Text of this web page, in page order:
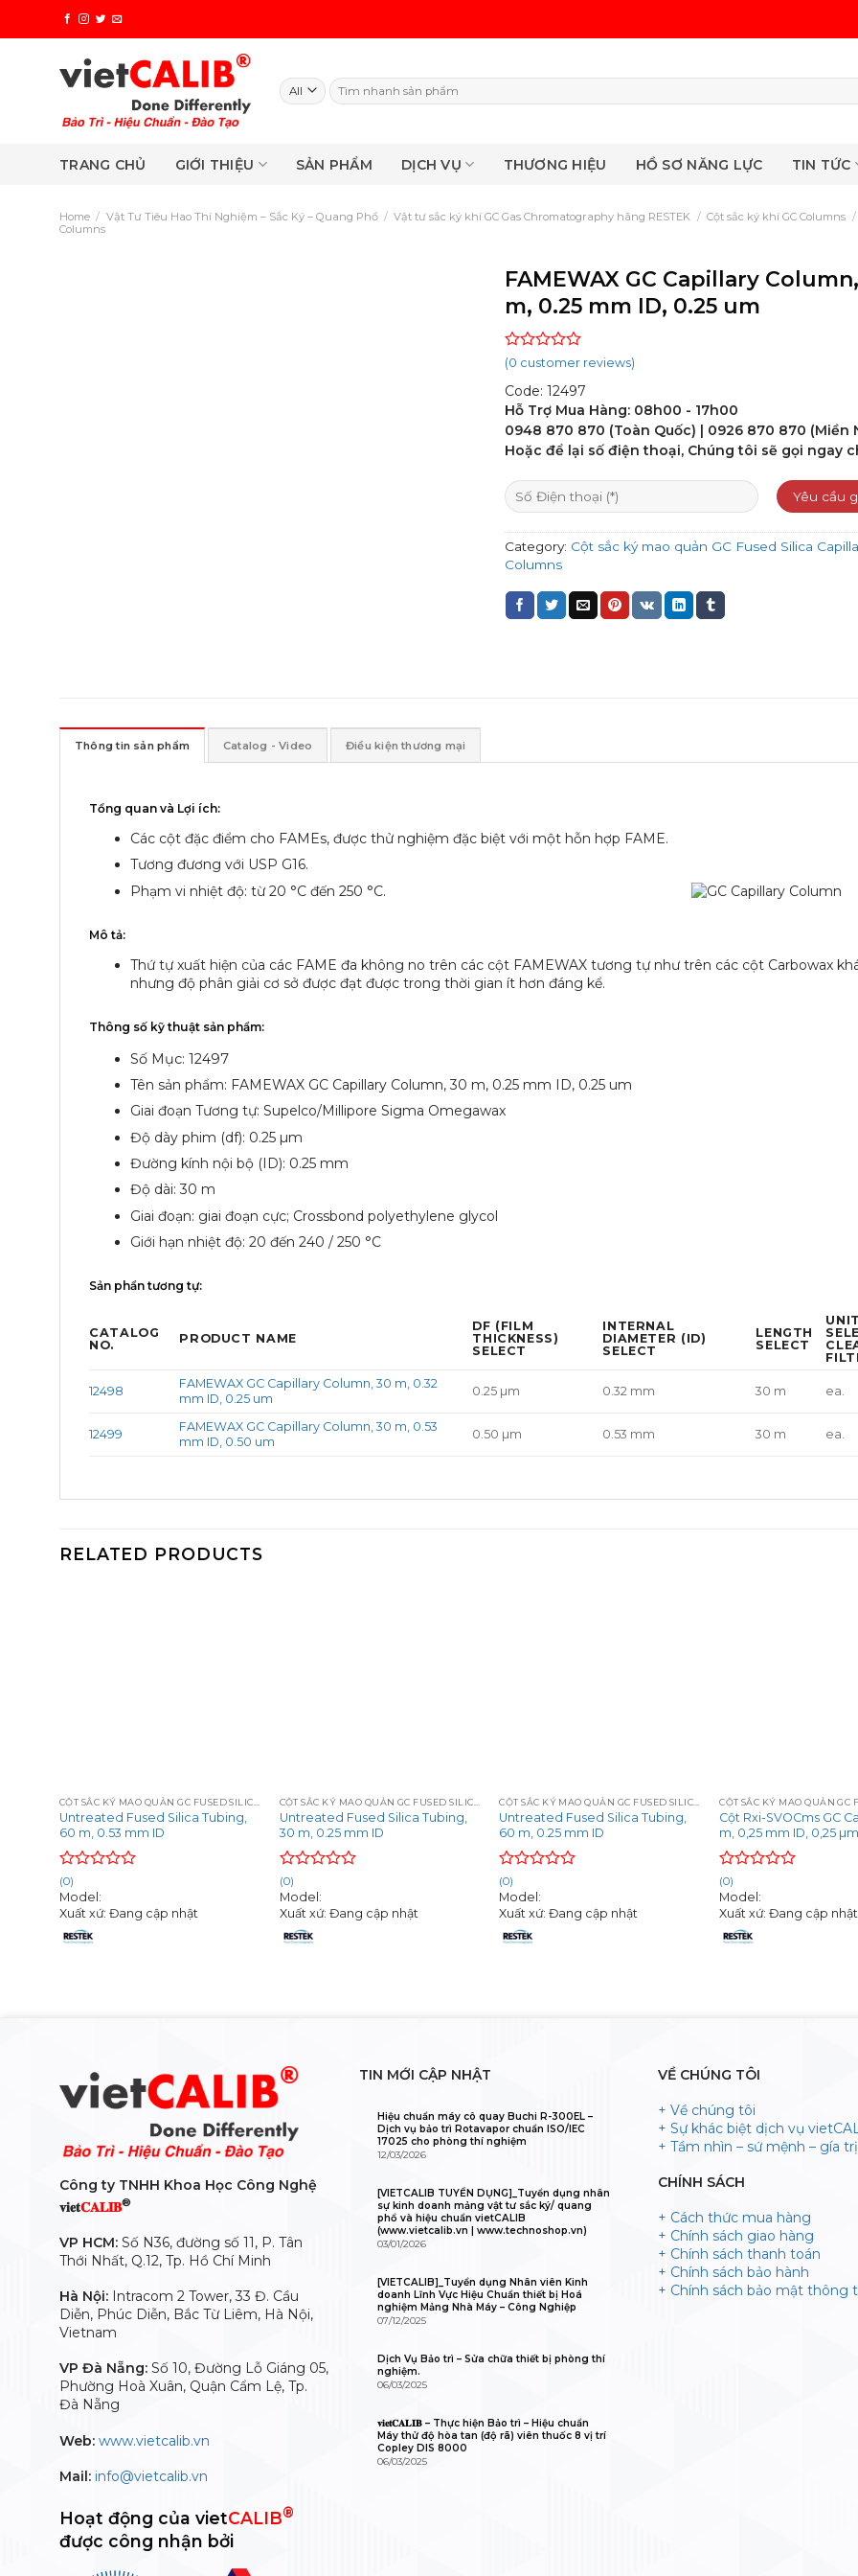
content
Search
for:
TRANG CHỦ GIỚI THIỆU SẢN PHẨM DỊCH VỤ THƯƠNG HIỆU HỒ SƠ NĂNG LỰC TIN TỨC
Home / Vật Tư Tiêu Hao Thí Nghiệm – Sắc Ký – Quang Phổ / Vật tư sắc ký khí GC Gas Chromatography hãng RESTEK / Cột sắc ký khí GC Columns /
Columns
FAMEWAX GC Capillary
m, 0.25 mm ID, 0.25 um
Rated
out
of
5
(0 customer reviews)
Code: 12497
Hỗ Trợ Mua Hàng: 08h00 - 17h00
0948 870 870 (Toàn Quốc) | 0926 870 870 (Miền
Hoặc để lại số điện thoại, Chúng tôi sẽ gọi ngay
Category: Cột sắc ký mao quản GC Fused Silica
Columns
Thông tin sản phẩm Catalog - Video Điều kiện thương mại
Tổng quan và Lợi ích:
Các cột đặc điểm cho FAMEs, được thử nghiệm đặc biệt với một hỗn hợp FAME.
Tương đương với USP G16.
Phạm vi nhiệt độ: từ 20 °C đến 250 °C.
Mô tả:
Thứ tự xuất hiện của các FAME đa không no trên các cột FAMEWAX tương tự như trên các cột Carbowax
nhưng độ phân giải cơ sở được đạt được trong thời gian ít hơn đáng kể.
Thông số kỹ thuật sản phẩm:
Số Mục: 12497
Tên sản phẩm: FAMEWAX GC Capillary Column, 30 m, 0.25 mm ID, 0.25 um
Giai đoạn Tương tự: Supelco/Millipore Sigma Omegawax
Độ dày phim (df): 0.25 µm
Đường kính nội bộ (ID): 0.25 mm
Độ dài: 30 m
Giai đoạn: giai đoạn cực; Crossbond polyethylene glycol
Giới hạn nhiệt độ: 20 đến 240 / 250 °C
Sản phẩn tương tự:
CATALOG
NO.
PRODUCT NAME
DF (FILM
THICKNESS)
SELECT
INTERNAL
DIAMETER (ID)
SELECT
LENGTH
SELECT
12498
FAMEWAX GC Capillary Column, 30 m, 0.32
mm ID, 0.25 um
0.25 µm 0.32 mm 30 m ea.
12499
FAMEWAX GC Capillary Column, 30 m, 0.53
mm ID, 0.50 um
0.50 µm 0.53 mm 30 m ea.
RELATED PRODUCTS
CỘT SẮC KÝ MAO QUẢN GC FUSED SILICA CAPILLARY COLUMNS
Untreated Fused Silica Tubing,
60 m, 0.53 mm ID
Rated
0
out
5
(0)
Model:
Xuất xứ: Đang cập nhật
CỘT SẮC KÝ MAO QUẢN GC FUSED SILICA CAPILLARY COLUMNS
Untreated Fused Silica Tubing,
30 m, 0.25 mm ID
Rated
0
out
5
(0)
Model:
Xuất xứ: Đang cập nhật
CỘT SẮC KÝ MAO QUẢN GC FUSED SILICA CAPILLARY COLUMNS
Untreated Fused Silica Tubing,
60 m, 0.25 mm ID
Rated
0
out
5
(0)
Model:
Xuất xứ: Đang cập nhật
Cột Rxi-SVOCms GC
m, 0,25 mm ID, 0,25 µm
Rated
0
out
5
(0)
Model:
Xuất xứ: Đang cập nhật
Công ty TNHH Khoa Học Công Nghệ
𝐯𝐢𝐞𝐭𝐂𝐀𝐋𝐈𝐁®
VP HCM: Số N36, đường số 11, P. Tân
Thới Nhất, Q.12, Tp. Hồ Chí Minh
Hà Nội: Intracom 2 Tower, 33 Đ. Cầu
Diễn, Phúc Diễn, Bắc Từ Liêm, Hà Nội,
Vietnam
VP Đà Nẵng: Số 10, Đường Lỗ Giáng 05,
Phường Hoà Xuân, Quận Cẩm Lệ, Tp.
Đà Nẵng
Web: www.vietcalib.vn
Mail: info@vietcalib.vn
Hoạt động của vietCALIB®
được công nhận bởi
TIN MỚI CẬP NHẬT
Hiệu chuẩn máy cô quay Buchi R-300EL –
Dịch vụ bảo trì Rotavapor chuẩn ISO/IEC
17025 cho phòng thí nghiệm
12/03/2026
[VIETCALIB TUYỂN DỤNG]_Tuyển dụng nhân
sự kinh doanh mảng vật tư sắc ký/ quang
phổ và hiệu chuẩn vietCALIB
(www.vietcalib.vn | www.technoshop.vn)
03/01/2026
[VIETCALIB]_Tuyển dụng Nhân viên Kinh
doanh Lĩnh Vực Hiệu Chuẩn thiết bị Hoá
nghiệm Mảng Nhà Máy – Công Nghiệp
07/12/2025
Dịch Vụ Bảo trì – Sửa chữa thiết bị phòng thí
nghiệm.
06/03/2025
𝐯𝐢𝐞𝐭𝐂𝐀𝐋𝐈𝐁 – Thực hiện Bảo trì – Hiệu chuẩn
Máy thử độ hòa tan (độ rã) viên thuốc 8 vị trí
Copley DIS 8000
06/03/2025
VỀ CHÚNG TÔI
+ Về chúng tôi
+ Sự khác biệt dịch vụ
+ Tầm nhìn – sứ mệnh – gía
CHÍNH SÁCH
+ Cách thức mua hàng
+ Chính sách giao hàng
+ Chính sách thanh toán
+ Chính sách bảo hành
+ Chính sách bảo mật thông